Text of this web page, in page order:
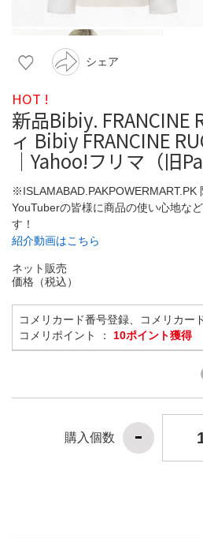
シェア
HOT !
新品Bibiy. FRANCINE
ィ Bibiy FRANCINE
｜Yahoo!フリマ（旧
※ISLAMABAD.PAKPOWERMART.PK
YouTuberの皆様に商品の使い心地な
す！
紹介動画はこちら
ネット販売
価格（税込）
コメリカード番号登録、コメリカー
コメリポイント ： 10ポイント獲得
購入個数